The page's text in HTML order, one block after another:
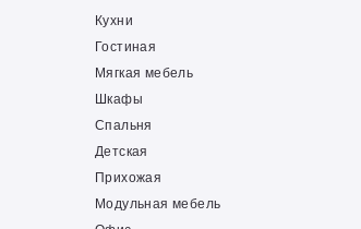
Кухни
Гостиная
Мягкая мебель
Шкафы
Спальня
Детская
Прихожая
Модульная мебель